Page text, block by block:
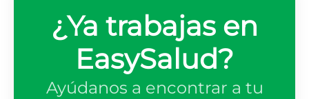
¿Ya trabajas en
EasySalud?
Ayúdanos a encontrar a tu